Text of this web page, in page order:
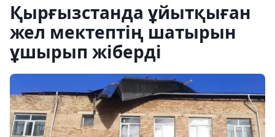
Қырғызстанда ұйытқыған
жел мектептің шатырын
ұшырып жіберді